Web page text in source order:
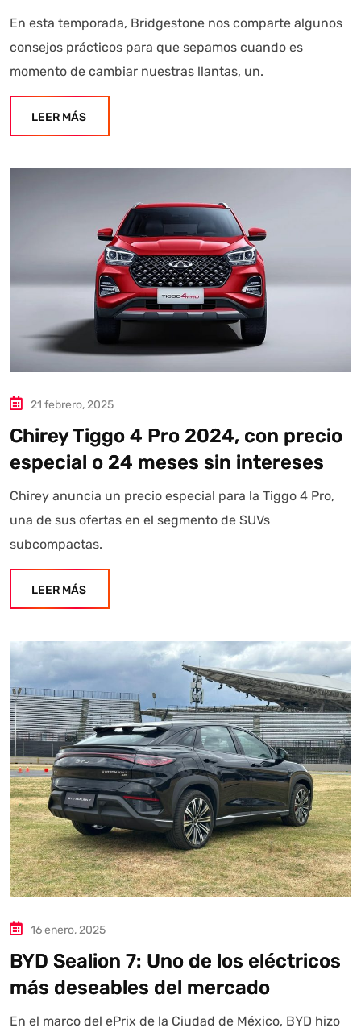
En esta temporada, Bridgestone nos comparte algunos
consejos prácticos para que sepamos cuando es
momento de cambiar nuestras llantas, un.
LEER MÁS
21 febrero, 2025
Chirey Tiggo 4 Pro 2024, con precio
especial o 24 meses sin intereses
Chirey anuncia un precio especial para la Tiggo 4 Pro,
una de sus ofertas en el segmento de SUVs
subcompactas.
LEER MÁS
16 enero, 2025
BYD Sealion 7: Uno de los eléctricos
más deseables del mercado
En el marco del ePrix de la Ciudad de México, BYD hizo